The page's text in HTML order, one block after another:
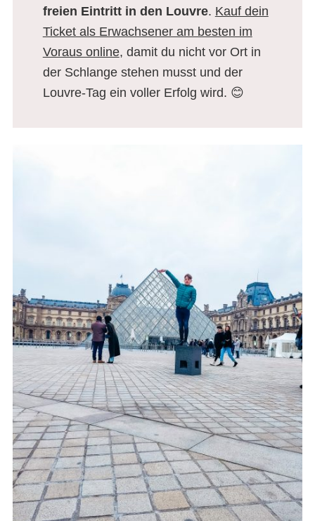
freien Eintritt in den Louvre. Kauf dein
Ticket als Erwachsener am besten im
Voraus online, damit du nicht vor Ort in
der Schlange stehen musst und der
Louvre-Tag ein voller Erfolg wird. 😊